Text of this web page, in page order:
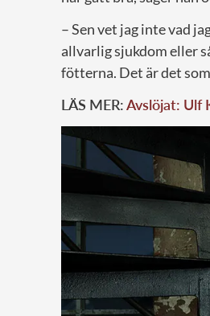
– Sen vet jag inte vad
allvarlig sjukdom eller
fötterna. Det är det
LÄS MER:Avslöjat: Ulf